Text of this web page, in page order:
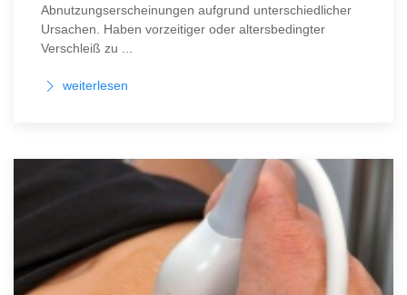
Abnutzungserscheinungen aufgrund unterschiedlicher
Ursachen. Haben vorzeitiger oder altersbedingter
Verschleiß zu ...
weiterlesen